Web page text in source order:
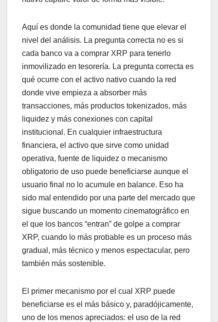
Aquí es donde la comunidad tiene que elevar el
nivel del análisis. La pregunta correcta no es si
cada banco va a comprar XRP para tenerlo
inmovilizado en tesorería. La pregunta correcta es
qué ocurre con el activo nativo cuando la red
donde vive empieza a absorber más
transacciones, más productos tokenizados, más
liquidez y más conexiones con capital
institucional. En cualquier infraestructura
financiera, el activo que sirve como unidad
operativa, fuente de liquidez o mecanismo
obligatorio de uso puede beneficiarse aunque el
usuario final no lo acumule en balance. Eso ha
sido mal entendido por una parte del mercado que
sigue buscando un momento cinematográfico en
el que los bancos “entran” de golpe a comprar
XRP, cuando lo más probable es un proceso más
gradual, más técnico y menos espectacular, pero
también más sostenible.
El primer mecanismo por el cual XRP puede
beneficiarse es el más básico y, paradójicamente,
uno de los menos apreciados: el uso de la red